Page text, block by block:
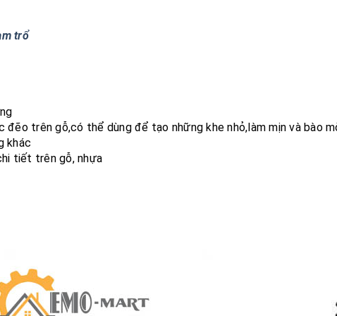
trổ
đẽo trên gỗ,có thể dùng để tạo những khe nhỏ,làm mịn và bào
khác
tiết trên gỗ, nhựa